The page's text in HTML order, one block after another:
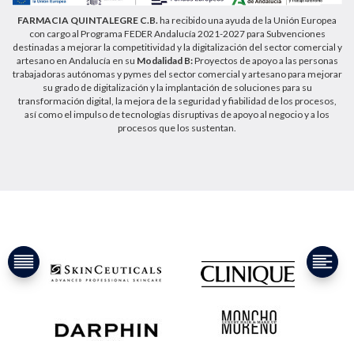
FARMACIA QUINTALEGRE C.B.ha recibido una ayuda de la Unión Europea
con cargo al Programa FEDER Andalucía 2021-2027 para Subvenciones
destinadas a mejorar la competitividad y la digitalización del sector comercial y
artesano en Andalucía en su Modalidad B:Proyectos de apoyo a las personas
trabajadoras autónomas y pymes del sector comercial y artesano para mejorar
su grado de digitalización y la implantación de soluciones para su
transformación digital, la mejora de la seguridad y fiabilidad de los procesos,
así como el impulso de tecnologías disruptivas de apoyo al negocio y a los
procesos que los sustentan.